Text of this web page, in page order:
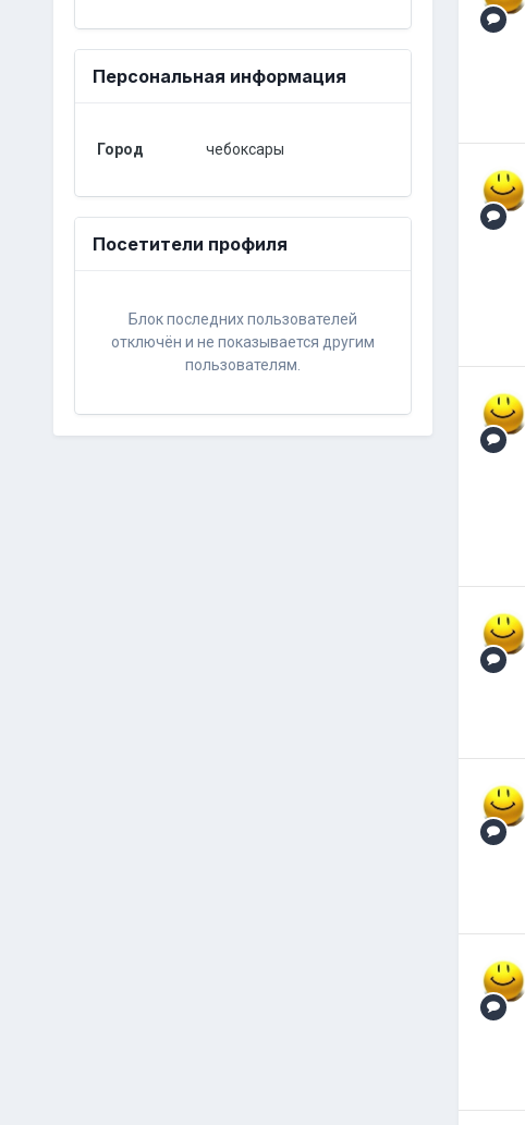
Персональная информация
Город чебоксары
Посетители профиля
Блок последних пользователей
отключён и не показывается другим
пользователям.